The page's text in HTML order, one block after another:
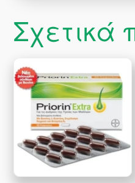
Σχετικά